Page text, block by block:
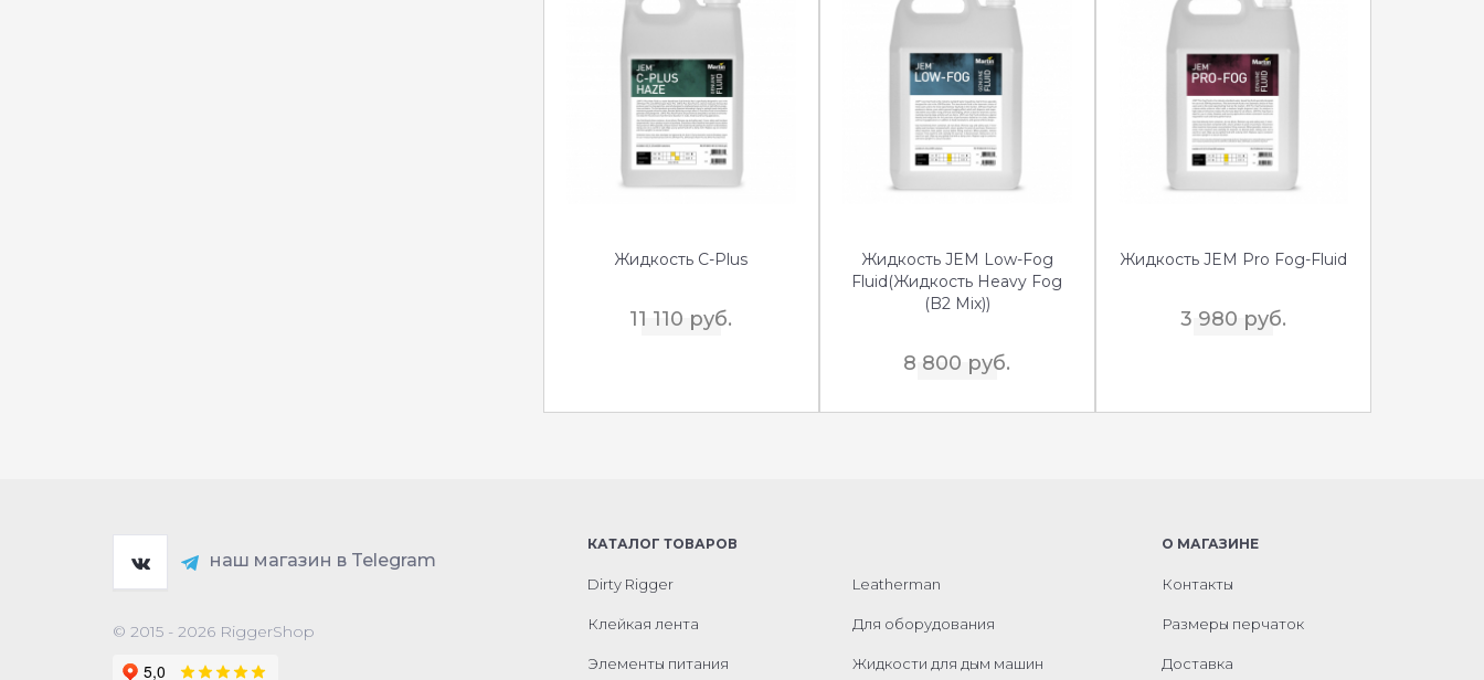
Жидкость C-Plus
11 110 руб.
Жидкость JEM Low-Fog
Fluid(Жидкость Heavy Fog
(B2 Mix))
8 800 руб.
Жидкость JEM Pro Fog-Fluid
3 980 руб.
наш магазин в Telegram
© 2015 - 2026 RiggerShop
КАТАЛОГ ТОВАРОВ
Dirty Rigger
Клейкая лента
Элементы питания
Leatherman
Для оборудования
Жидкости для дым машин
О МАГАЗИНЕ
Контакты
Размеры перчаток
Доставка